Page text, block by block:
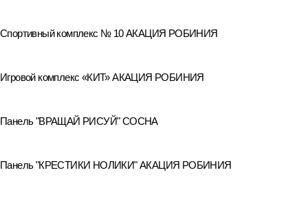
Спортивный комплекс № 10 АКАЦИЯ РОБИНИЯ
Игровой комплекс «КИТ» АКАЦИЯ РОБИНИЯ
Панель "ВРАЩАЙ РИСУЙ" СОСНА
Панель "КРЕСТИКИ НОЛИКИ" АКАЦИЯ РОБИНИЯ